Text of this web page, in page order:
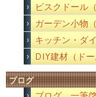
ビスクドール
ガーデン小物
キッチン・ダ
DIY建材（ドー
ブログ